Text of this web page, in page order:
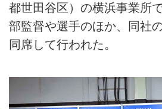
都世田谷区）の横浜事業所
部監督や選手のほか、同社
同席して行われた。